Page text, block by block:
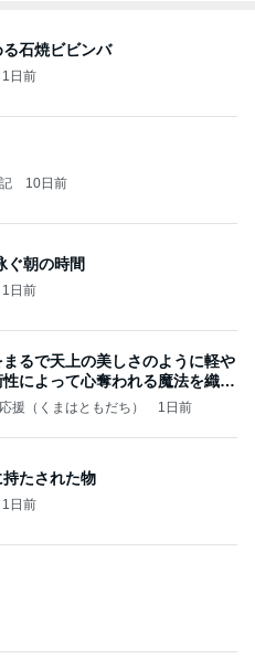
石焼ビビンバ
1日前
10日前
ぐ朝の時間
1日前
るで天上の美しさのように軽や
によって心奪われる魔法を織り
援（くまはともだち） 1日前
たされた物
1日前